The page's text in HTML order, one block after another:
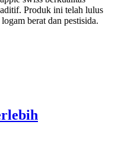
Produk ini telah lulus
berat dan pestisida.